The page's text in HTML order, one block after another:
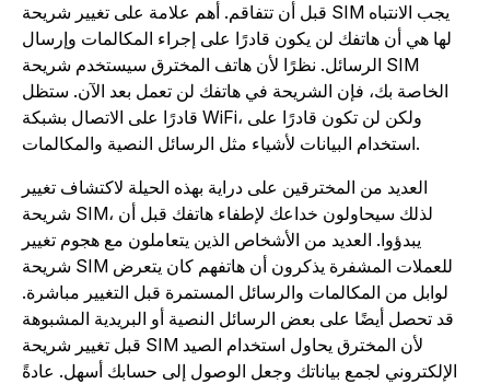
قبل أن تتفاقم. أهم علامة على تغيير شريحة SIM يجب الانتباه
لها هي أن هاتفك لن يكون قادرًا على إجراء المكالمات وإرسال
الرسائل. نظرًا لأن هاتف المخترق سيستخدم شريحة SIM
الخاصة بك، فإن الشريحة في هاتفك لن تعمل بعد الآن. ستظل
قادرًا على الاتصال بشبكة WiFi، ولكن لن تكون قادرًا على
العديد من المخترقين على دراية بهذه الحيلة لاكتشاف تغيير
شريحة SIM، لذلك سيحاولون خداعك لإطفاء هاتفك قبل أن
يبدؤوا. العديد من الأشخاص الذين يتعاملون مع هجوم تغيير
شريحة SIM للعملات المشفرة يذكرون أن هاتفهم كان يتعرض
لوابل من المكالمات والرسائل المستمرة قبل التغيير مباشرة.
قد تحصل أيضًا على بعض الرسائل النصية أو البريدية المشبوهة
قبل تغيير شريحة SIM لأن المخترق يحاول استخدام الصيد
الإلكتروني لجمع بياناتك وجعل الوصول إلى حسابك أسهل. عادةً